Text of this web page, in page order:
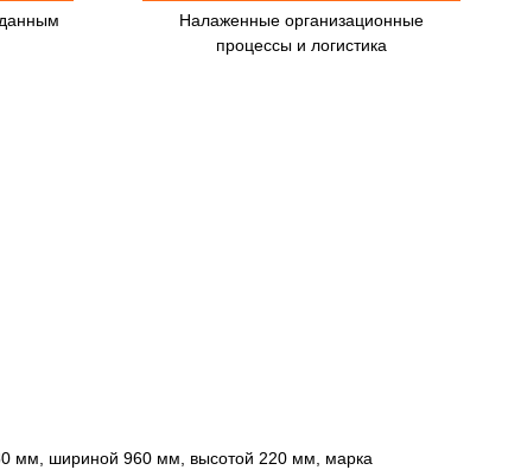
Налаженные организационные
процессы и логистика
мм, шириной 960 мм, высотой 220 мм, марка